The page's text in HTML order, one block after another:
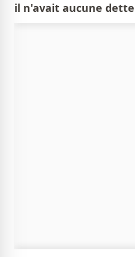
il n'avait aucune